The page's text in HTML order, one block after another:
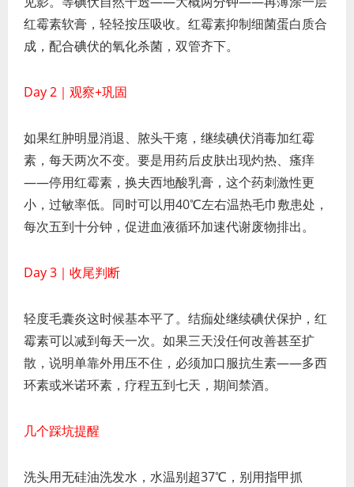
红霉素软膏，轻轻按压吸收。红霉素抑制细菌蛋白质合
成，配合碘伏的氧化杀菌，双管齐下。
Day 2｜观察+巩固
如果红肿明显消退、脓头干瘪，继续碘伏消毒加红霉
素，每天两次不变。要是用药后皮肤出现灼热、瘙痒
——停用红霉素，换夫西地酸乳膏，这个药刺激性更
小，过敏率低。同时可以用40℃左右温热毛巾敷患处，
每次五到十分钟，促进血液循环加速代谢废物排出。
Day 3｜收尾判断
轻度毛囊炎这时候基本平了。结痂处继续碘伏保护，红
霉素可以减到每天一次。如果三天没任何改善甚至扩
散，说明单靠外用压不住，必须加口服抗生素——多西
环素或米诺环素，疗程五到七天，期间禁酒。
几个踩坑提醒
洗头用无硅油洗发水，水温别超37℃，别用指甲抓